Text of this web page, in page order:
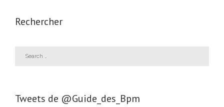
Rechercher
Tweets de ‎@Guide_des_Bpm